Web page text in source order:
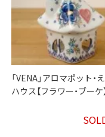
「VENA」アロマポット・
ハウス【フラワー・ブーケ